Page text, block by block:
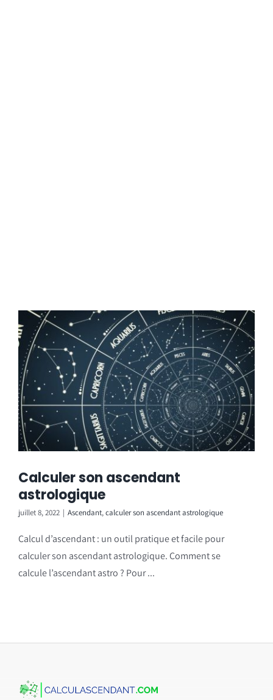
Calculer son ascendant
astrologique
juillet 8, 2022 | Ascendant,calculer son ascendant astrologique
Calcul d’ascendant : un outil pratique et facile pour
calculer son ascendant astrologique. Comment se
calcule l’ascendant astro ? Pour ...